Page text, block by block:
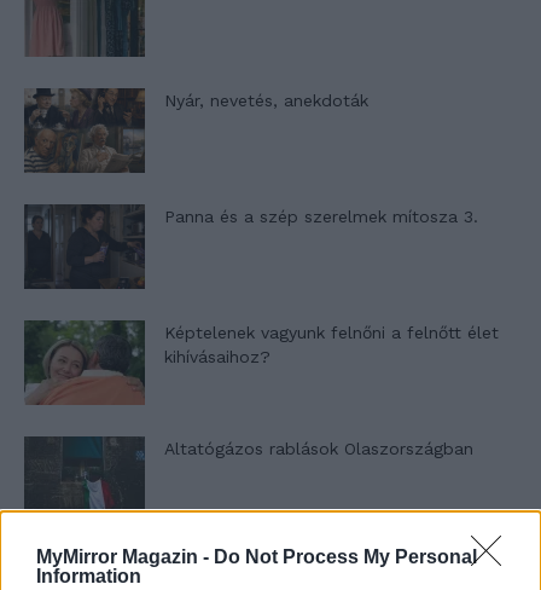
MyMirror Magazin - Do Not Process My Personal
Information
Nyár, nevetés, anekdoták
Panna és a szép szerelmek mítosza 3.
Képtelenek vagyunk felnőni a felnőtt élet
kihívásaihoz?
Altatógázos rablások Olaszországban
A kislány, akit nem védett meg senki –